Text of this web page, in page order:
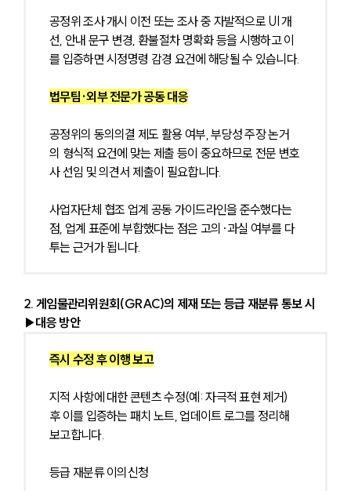
공정위 조사 개시 이전 또는 조사 중 자발적으로 UI 개
선, 안내 문구 변경, 환불절차 명확화 등을 시행하고 이
를 입증하면 시정명령 감경 요건에 해당될 수 있습니다.
법무팀·외부 전문가 공동 대응
공정위의 동의의결 제도 활용 여부, 부당성 주장 논거
의 형식적 요건에 맞는 제출 등이 중요하므로 전문 변호
사 선임 및 의견서 제출이 필요합니다.
사업자단체 협조 업계 공동 가이드라인을 준수했다는
점, 업계 표준에 부합했다는 점은 고의·과실 여부를 다
투는 근거가 됩니다.
2. 게임물관리위원회(GRAC)의 제재 또는 등급 재분류 통보 시
▶대응 방안
즉시 수정 후 이행 보고
지적 사항에 대한 콘텐츠 수정(예: 자극적 표현 제거)
후 이를 입증하는 패치 노트, 업데이트 로그를 정리해
보고합니다.
등급 재분류 이의신청